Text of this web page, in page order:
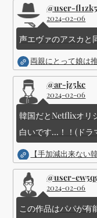
@user-
2024-02-06
声エヴァのアスカと
両親にとって娘は
@ar-jz5kc
2024-02-06
韓国だとNetflixオリ
白いです...！！(ドラ
【手加減出来な
@user-
2024-02-06
この作品はパパが有